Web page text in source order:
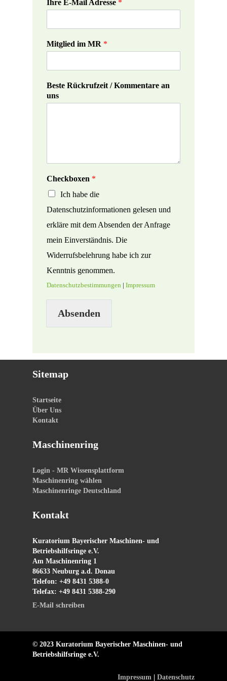
auch die Basis für eine nachhaltige und
wirtschaftlich sinnvolle
Bewirtschaftung der Fläche. Die
Erstellung eines betriebsindividuellen
Nutzungskonzeptes, das anschließend
durch einen sachverständigen
Mögliche Zertifizierungs- und
Gutachterstellen sind beispielsweise
PV Siegel
A·B·CERT
Grundlage für die Anerkennung als
Agri-PV ist ein Nutzungskonzept nach
DIN SPEC 91434, bei dem die
landwirtschaftliche Hauptnutzung
weiterhin im Vordergrund stehen muss.
Ihre E-Mail Adresse *
Mitglied im MR *
Beste Rückrufzeit / Kommentare an
uns
Checkboxen *
Ich habe die
Datenschutzinformationen gelesen und
erkläre mit dem Absenden der Anfrage
mein Einverständnis. Die
Widerrufsbelehrung habe ich zur
Kenntnis genommen.
Datenschutzbestimmungen | Impressum
Absenden
Sitemap
Startseite
Über Uns
Kontakt
Maschinenring
Login - MR Wissensplattform
Maschinenring wählen
Maschinenringe Deutschland
Kontakt
Kuratorium Bayerischer Maschinen- und
Betriebshilfsringe e.V.
Am Maschinenring 1
86633 Neuburg a.d. Donau
Telefon: +49 8431 5388-0
Telefax: +49 8431 5388-290
E-Mail schreiben
© 2023 Kuratorium Bayerischer Maschinen- und
Betriebshilfsringe e.V.
Impressum Datenschutz